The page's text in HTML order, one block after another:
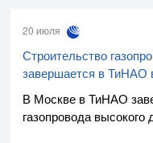
20 июля
Строительство
завершается в ТиНАО
В Москве в ТиНАО
газопровода высокого